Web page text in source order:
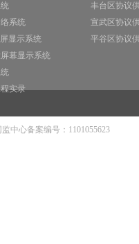
系统
显示系统
幕显示系统
实录
丰台区协议
宣武区协议
平谷区协议
中心备案编号：1101055623